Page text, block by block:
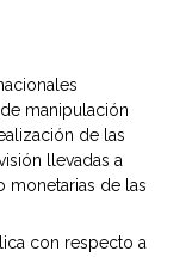
manipulación
de las
llevadas a
monetarias de las
con respecto a